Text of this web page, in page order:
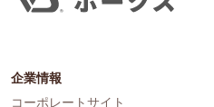
企業情報
コーポレートサイト